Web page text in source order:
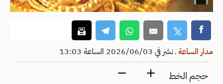
مدار الساعةـنشر في 2026/06/03 الساعة 13:03
حجم الخط